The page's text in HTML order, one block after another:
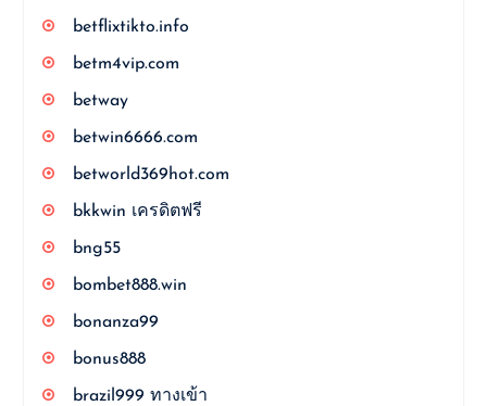
betflixtikto.info
betm4vip.com
betway
betwin6666.com
betworld369hot.com
bkkwin เครดิตฟรี
bng55
bombet888.win
bonanza99
bonus888
brazil999 ทางเข้า